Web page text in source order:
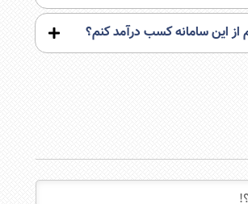
از این سامانه کسب درآمد کنم؟